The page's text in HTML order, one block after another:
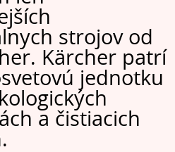
strojov od
Kärcher patrí
jednotku
a čistiacich